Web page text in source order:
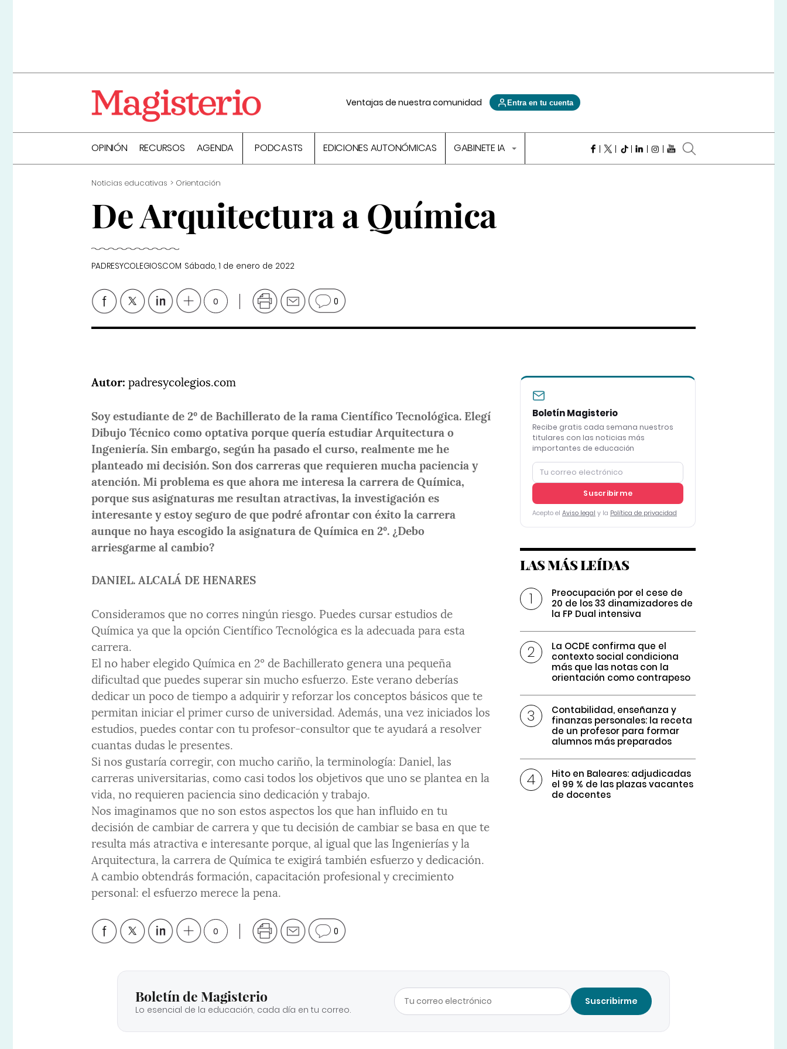
Ventajas de nuestra comunidad Entra en tu cuenta
OPINIÓN RECURSOS AGENDA PODCASTS EDICIONES AUTONÓMICAS GABINETE IA
Noticias educativas Orientación
De Arquitectura a Química
PADRESYCOLEGIOS.COM Sábado, 1 de enero de 2022
0 0
Autor:padresycolegios.com
Soy estudiante de 2º de Bachillerato de la rama Científico Tecnológica. Elegí
Dibujo Técnico como optativa porque quería estudiar Arquitectura o
Ingeniería. Sin embargo, según ha pasado el curso, realmente me he
planteado mi decisión. Son dos carreras que requieren mucha paciencia y
atención. Mi problema es que ahora me interesa la carrera de Química,
porque sus asignaturas me resultan atractivas, la investigación es
interesante y estoy seguro de que podré afrontar con éxito la carrera
aunque no haya escogido la asignatura de Química en 2º. ¿Debo
arriesgarme al cambio?
DANIEL. ALCALÁ DE HENARES
Consideramos que no corres ningún riesgo. Puedes cursar estudios de
Química ya que la opción Científico Tecnológica es la adecuada para esta
carrera.
El no haber elegido Química en 2º de Bachillerato genera una pequeña
dificultad que puedes superar sin mucho esfuerzo. Este verano deberías
dedicar un poco de tiempo a adquirir y reforzar los conceptos básicos que te
permitan iniciar el primer curso de universidad. Además, una vez iniciados los
estudios, puedes contar con tu profesor-consultor que te ayudará a resolver
cuantas dudas le presentes.
Si nos gustaría corregir, con mucho cariño, la terminología: Daniel, las
carreras universitarias, como casi todos los objetivos que uno se plantea en la
vida, no requieren paciencia sino dedicación y trabajo.
Nos imaginamos que no son estos aspectos los que han influido en tu
decisión de cambiar de carrera y que tu decisión de cambiar se basa en que te
resulta más atractiva e interesante porque, al igual que las Ingenierías y la
Arquitectura, la carrera de Química te exigirá también esfuerzo y dedicación.
A cambio obtendrás formación, capacitación profesional y crecimiento
personal: el esfuerzo merece la pena.
0 0
Boletín Magisterio
Recibe gratis cada semana nuestros
titulares con las noticias más
importantes de educación
Suscribirme
Acepto el Aviso legal y la Política de privacidad
LAS MÁS LEÍDAS
Preocupación por el cese de
20 de los 33 dinamizadores de
la FP Dual intensiva
La OCDE confirma que el
contexto social condiciona
más que las notas con la
orientación como contrapeso
Contabilidad, enseñanza y
finanzas personales: la receta
de un profesor para formar
alumnos más preparados
Hito en Baleares: adjudicadas
el 99 % de las plazas vacantes
de docentes
Boletín de Magisterio
Lo esencial de la educación, cada día en tu correo.
Suscribirme